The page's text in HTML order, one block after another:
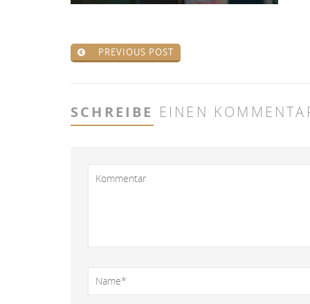
PREVIOUS POST
SCHREIBE EINEN